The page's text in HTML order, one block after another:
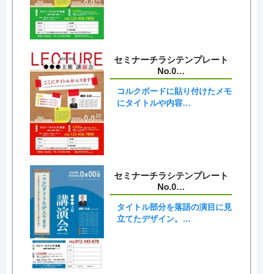
セミナーチラシテンプレート
No.0…
コルクボードに貼り付けたメモ
にタイトルや内容…
セミナーチラシテンプレート
No.0…
タイトル部分を落語の演目に見
立てたデザイン。…